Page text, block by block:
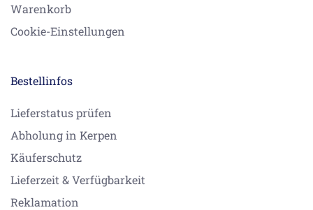
Warenkorb
Cookie-Einstellungen
Bestellinfos
Lieferstatus prüfen
Abholung in Kerpen
Käuferschutz
Lieferzeit & Verfügbarkeit
Reklamation